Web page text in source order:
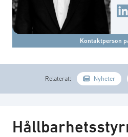
Kontaktperson
Relaterat: Nyheter